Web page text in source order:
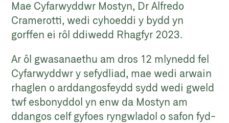
Mae Cyfarwyddwr Mostyn, Dr Alfredo
Cramerotti, wedi cyhoeddi y bydd yn
gorffen ei rôl ddiwedd Rhagfyr 2023.
Ar ôl gwasanaethu am dros 12 mlynedd fel
Cyfarwyddwr y sefydliad, mae wedi arwain
rhaglen o arddangosfeydd sydd wedi gweld
twf esbonyddol yn enw da Mostyn am
ddangos celf gyfoes ryngwladol o safon fyd-